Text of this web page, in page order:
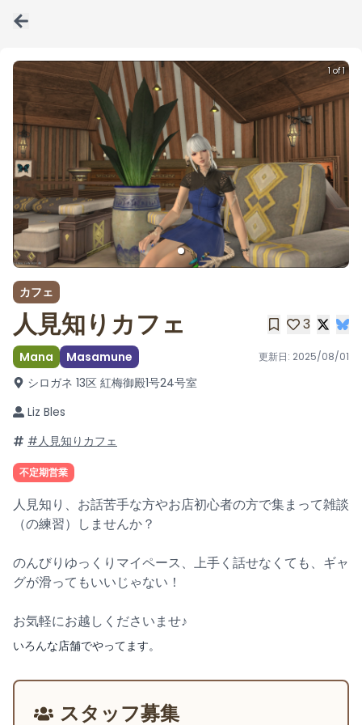
1 of 1
カフェ
人見知りカフェ 3
Mana Masamune 更新日: 2025/08/01
シロガネ 13区 紅梅御殿1号24号室
Liz Bles
#人見知りカフェ
不定期営業
人見知り、お話苦手な方やお店初心者の方で集まって雑談
（の練習）しませんか？
のんびりゆっくりマイペース、上手く話せなくても、ギャ
グが滑ってもいいじゃない！
お気軽にお越しくださいませ♪
いろんな店舗でやってます。
スタッフ募集